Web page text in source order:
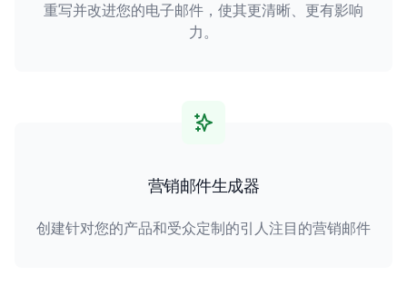
重写并改进您的电子邮件，使其更清晰、更有影响
力。
营销邮件生成器
创建针对您的产品和受众定制的引人注目的营销邮件